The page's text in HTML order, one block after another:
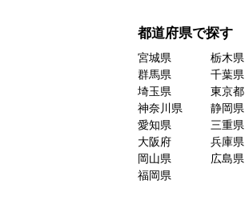
都道府県で探す
宮城県
栃木県
群馬県
千葉県
埼玉県
東京都
神奈川県
静岡県
愛知県
三重県
大阪府
兵庫県
岡山県
広島県
福岡県